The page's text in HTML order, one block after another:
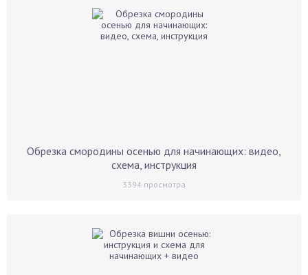
Обрезка смородины осенью для начинающих: видео,
схема, инструкция
3394 просмотра